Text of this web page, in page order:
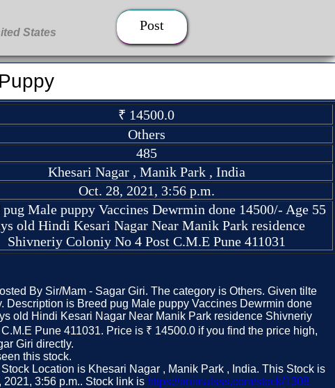
Post
₹ 14500.0
Others
485
Khesari Nagar , Manik Park , India
Oct. 28, 2021, 3:56 p.m.
pug Male puppy Vaccines Dewrmin done 14500/- Age 55
old Hindi Kesari Nagar Near Manik Park residence
Shivneriy Coloniy No 4 Post C.M.E Pune 411031
By Sir/Mam - Sagar Giri. The category is Others. Given tilte
Description is Breed pug Male puppy Vaccines Dewrmin done
old Hindi Kesari Nagar Near Manik Park residence Shivneriy
Pune 411031. Price is ₹ 14500.0 if you find the price high,
Giri directly.
this stock.
Location is Khesari Nagar , Manik Park , India. This Stock is
2021, 3:56 p.m.. Stock link is https://animalsss.com/stock/1308